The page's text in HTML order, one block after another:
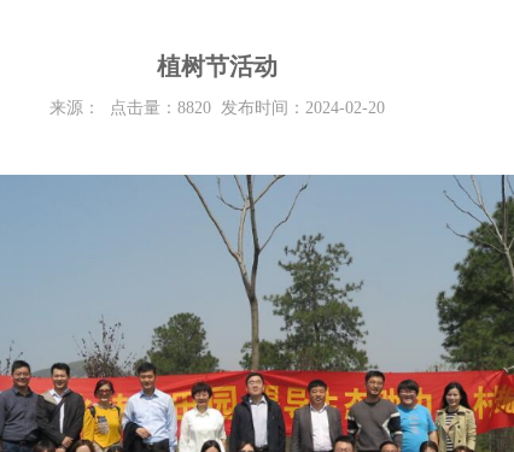
植树节活动
来源： 点击量： 8820 发布时间：2024-02-20